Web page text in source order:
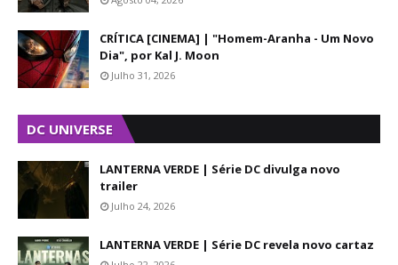
CRÍTICA [CINEMA] | "Homem-Aranha - Um Novo
Dia", por Kal J. Moon
Julho 31, 2026
DC UNIVERSE
LANTERNA VERDE | Série DC divulga novo
trailer
Julho 24, 2026
LANTERNA VERDE | Série DC revela novo cartaz